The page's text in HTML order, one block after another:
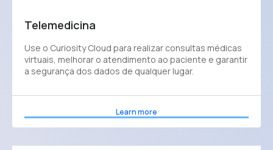
Telemedicina
Use o Curiosity Cloud para realizar consultas médicas
virtuais, melhorar o atendimento ao paciente e garantir
a segurança dos dados de qualquer lugar.
Learn more